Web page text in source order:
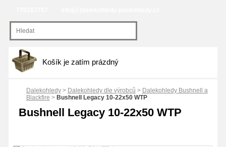
Košík je zatím prázdný
Dalekohledy > Dalekohledy dle výrobců > Dalekohledy Bushnell a
Blackfire > Bushnell Legacy 10-22x50 WTP
Bushnell Legacy 10-22x50 WTP